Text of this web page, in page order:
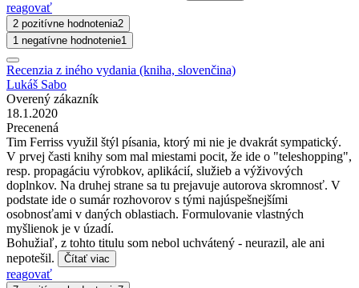
reagovať
2 pozitívne hodnotenia2
1 negatívne hodnotenie1
Recenzia z iného vydania (kniha, slovenčina)
Lukáš Sabo
Overený zákazník
18.1.2020
Precenená
Tim Ferriss využil štýl písania, ktorý mi nie je dvakrát sympatický.
V prvej časti knihy som mal miestami pocit, že ide o "teleshopping",
resp. propagáciu výrobkov, aplikácií, služieb a výživových
doplnkov. Na druhej strane sa tu prejavuje autorova skromnosť. V
podstate ide o sumár rozhovorov s tými najúspešnejšími
osobnosťami v daných oblastiach. Formulovanie vlastných
myšlienok je v úzadí.
Bohužiaľ, z tohto titulu som nebol uchvátený - neurazil, ale ani
nepotešil.
Čítať viac
reagovať